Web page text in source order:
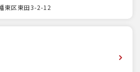
東区東田3-2-12